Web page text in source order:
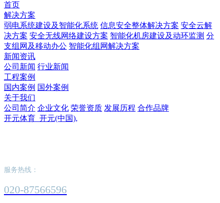
首页
解决方案
弱电系统建设及智能化系统 信息安全整体解决方案 安全云解
决方案 安全无线网络建设方案 智能化机房建设及动环监测 分
支组网及移动办公 智能化组网解决方案
新闻资讯
公司新闻 行业新闻
工程案例
国内案例 国外案例
关于我们
公司简介 企业文化 荣誉资质 发展历程 合作品牌
开元体育_开元(中国),
服务热线：
020-87566596